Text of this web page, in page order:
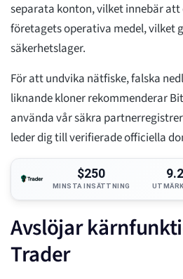
separata konton, vilket innebär att
företagets operativa medel, vilket
säkerhetslager.
För att undvika nätfiske, falska
liknande kloner rekommenderar
använda vår säkra
leder dig till verifierade officiella
$250
MINSTA INSÄTTNING
Avslöjar
Trader